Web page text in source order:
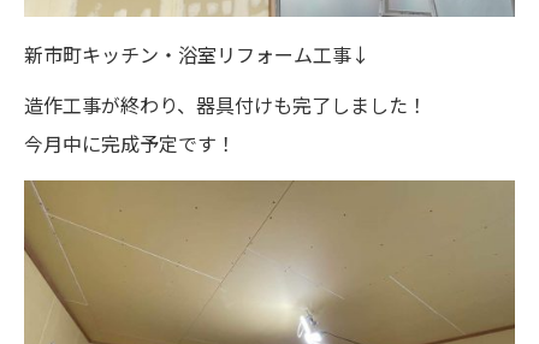
新市町キッチン・浴室リフォーム工事↓
造作工事が終わり、器具付けも完了しました！
今月中に完成予定です！